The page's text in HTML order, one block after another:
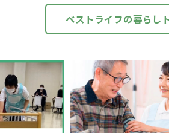
ベストライフの暮らし